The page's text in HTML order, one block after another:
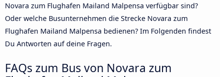
Novara zum Flughafen Mailand Malpensa verfügbar sind?
Oder welche Busunternehmen die Strecke Novara zum
Flughafen Mailand Malpensa bedienen? Im Folgenden findest
Du Antworten auf deine Fragen.
FAQs zum Bus von Novara zum